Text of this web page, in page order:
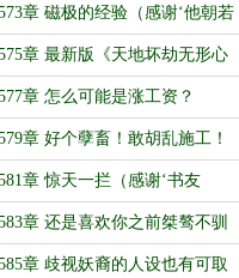
’打赏盟主）
章 磁极的经验（感谢‘他朝若
淋雪糕’打赏盟主）
章 最新版《天地坏劫无形心
章 怎么可能是涨工资？
章 好个孽畜！敢胡乱施工！
章 惊天一拦（感谢‘书友
给）
章 还是喜欢你之前桀骜不驯
子章 歧视妖裔的人设也有可取